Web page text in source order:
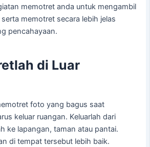
memotret anda untuk mengambil
memotret secara lebih jelas
pencahayaan.
di Luar
foto yang bagus saat
keluar ruangan. Keluarlah dari
ke lapangan, taman atau pantai.
di tempat tersebut lebih baik.